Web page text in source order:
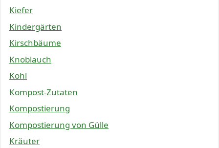
Kiefer
Kindergärten
Kirschbäume
Knoblauch
Kohl
Kompost-Zutaten
Kompostierung
Kompostierung von Gülle
Kräuter